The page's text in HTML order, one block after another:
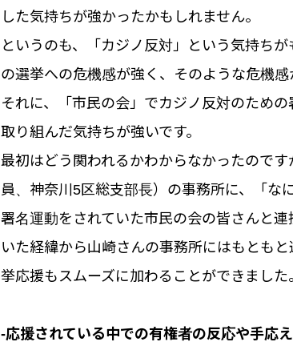
した気持ちが強かったかもしれません。
というのも、「カジノ反対」という気持ち
の選挙への危機感が強く、そのような危機感
それに、「市民の会」でカジノ反対のため
取り組んだ気持ちが強いです。
最初はどう関われるかわからなかったので
員、神奈川5区総支部長）の事務所に、「な
署名運動をされていた市民の会の皆さんと
いた経緯から山崎さんの事務所にはもとも
挙応援もスムーズに加わることができました
-応援されている中での有権者の反応や手応